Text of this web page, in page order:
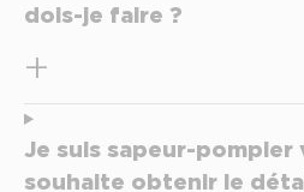
dois-je faire ?
Je suis sapeur-
souhaite obtenir le